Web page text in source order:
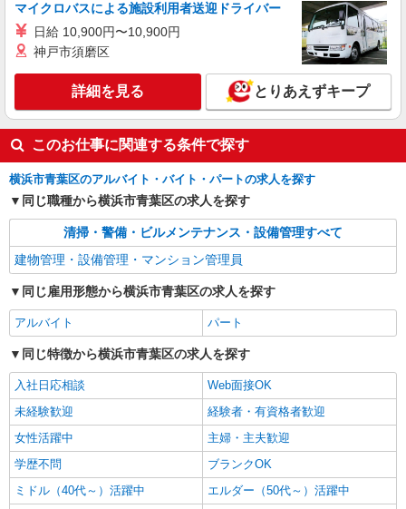
マイクロバスによる施設利用者送迎ドライバー
日給 10,900円〜10,900円
神戸市須磨区
詳細を見る とりあえずキープ
このお仕事に関連する条件で探す
横浜市青葉区のアルバイト・バイト・パートの求人を探す
同じ職種から横浜市青葉区の求人を探す
清掃・警備・ビルメンテナンス・設備管理すべて
建物管理・設備管理・マンション管理員
同じ雇用形態から横浜市青葉区の求人を探す
アルバイト パート
同じ特徴から横浜市青葉区の求人を探す
入社日応相談
Web面接OK
未経験歓迎
経験者・有資格者歓迎
女性活躍中
主婦・主夫歓迎
学歴不問
ブランクOK
ミドル（40代～）活躍中
エルダー（50代～）活躍中